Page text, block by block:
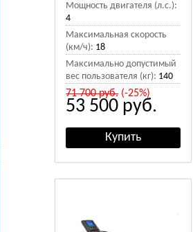
Мощность двигателя (л.с.):
4
Максимальная скорость
(км/ч): 18
Максимально допустимый
вес пользователя (кг): 140
71 700руб.(-25%)
53 500 руб.